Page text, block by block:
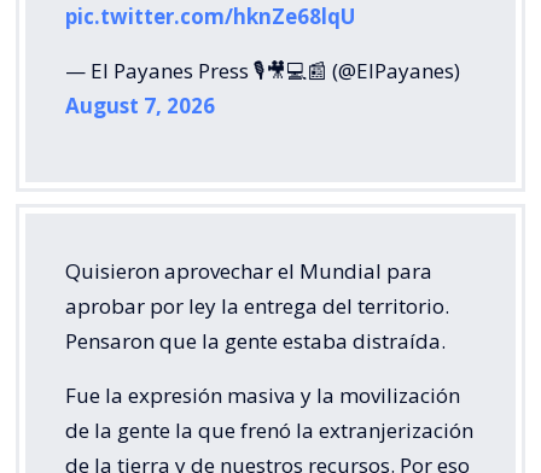
pic.twitter.com/hknZe68lqU
— El Payanes Press 🎙️🎥💻📰 (@ElPayanes)
August 7, 2026
Quisieron aprovechar el Mundial para
aprobar por ley la entrega del territorio.
Pensaron que la gente estaba distraída.
Fue la expresión masiva y la movilización
de la gente la que frenó la extranjerización
de la tierra y de nuestros recursos. Por eso